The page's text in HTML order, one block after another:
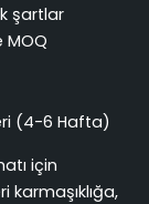
şartlar
MOQ
(4-6 Hafta)
için